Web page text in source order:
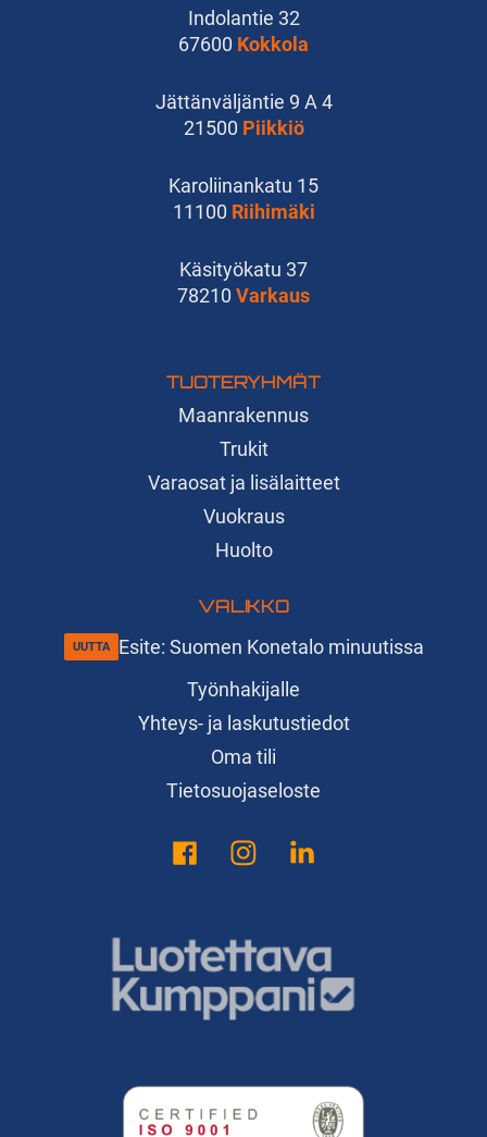
TUOTERYHMÄT
Maanrakennus
Trukit
Varaosat ja lisälaitteet
Vuokraus
Huolto
VALIKKO
Esite: Suomen Konetalo minuutissa
Työnhakijalle
Yhteys- ja laskutustiedot
Oma tili
Tietosuojaseloste
Indolantie 32
67600 Kokkola
Jättänväljäntie 9 A 4
21500 Piikkiö
Karoliinankatu 15
11100 Riihimäki
Käsityökatu 37
78210 Varkaus